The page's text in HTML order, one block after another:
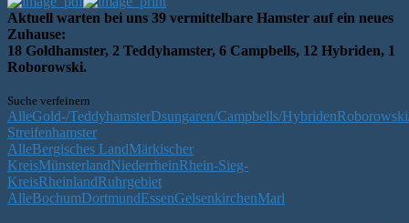
Aktuell warten bei uns 39 vermittelbare Hamster auf ein neues
Zuhause:
18 Goldhamster, 2 Teddyhamster, 6 Campbells, 12 Hybriden, 1
Roborowski.
Suche verfeinern
AlleGold-/TeddyhamsterDsungaren/Campbells/Hybriden
Streifenhamster
AlleBergisches LandMärkischer
KreisMünsterlandNiederrheinRhein-Sieg-
KreisRheinlandRuhrgebiet
AlleBochumDortmundEssenGelsenkirchenMarl